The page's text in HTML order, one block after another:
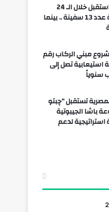
ميناء_دمياط استقبل خلال الـ 24
ساعة الماضية عدد 13 سفينة .. بينما
مبني الركاب رقم
استيعابية تصل إلى
تستقبل “چبتو
باشا الجيبوتية
لدعم